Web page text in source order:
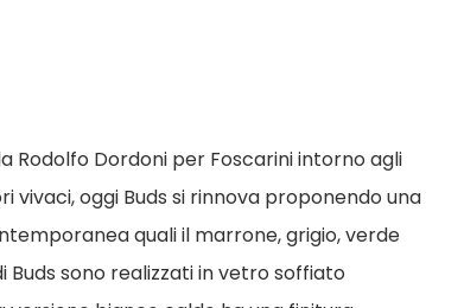
Rodolfo Dordoni per Foscarini intorno agli
vivaci, oggi Buds si rinnova proponendo una
quali il marrone, grigio, verde
Buds sono realizzati in vetro soffiato